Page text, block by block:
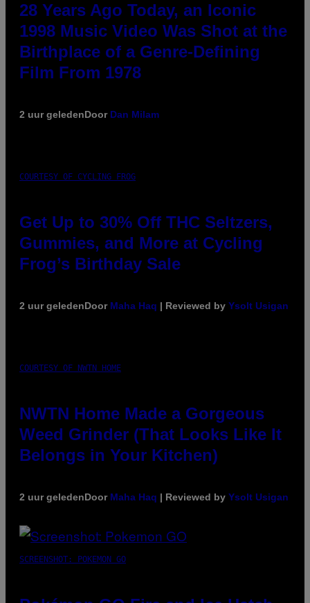
28 Years Ago Today, an Iconic
1998 Music Video Was Shot at the
Birthplace of a Genre-Defining
Film From 1978
2 uur geledenDoor Dan Milam
COURTESY OF CYCLING FROG
Get Up to 30% Off THC Seltzers,
Gummies, and More at Cycling
Frog’s Birthday Sale
2 uur geledenDoor Maha Haq | Reviewed by Ysolt Usigan
COURTESY OF NWTN HOME
NWTN Home Made a Gorgeous
Weed Grinder (That Looks Like It
Belongs in Your Kitchen)
2 uur geledenDoor Maha Haq | Reviewed by Ysolt Usigan
SCREENSHOT: POKEMON GO